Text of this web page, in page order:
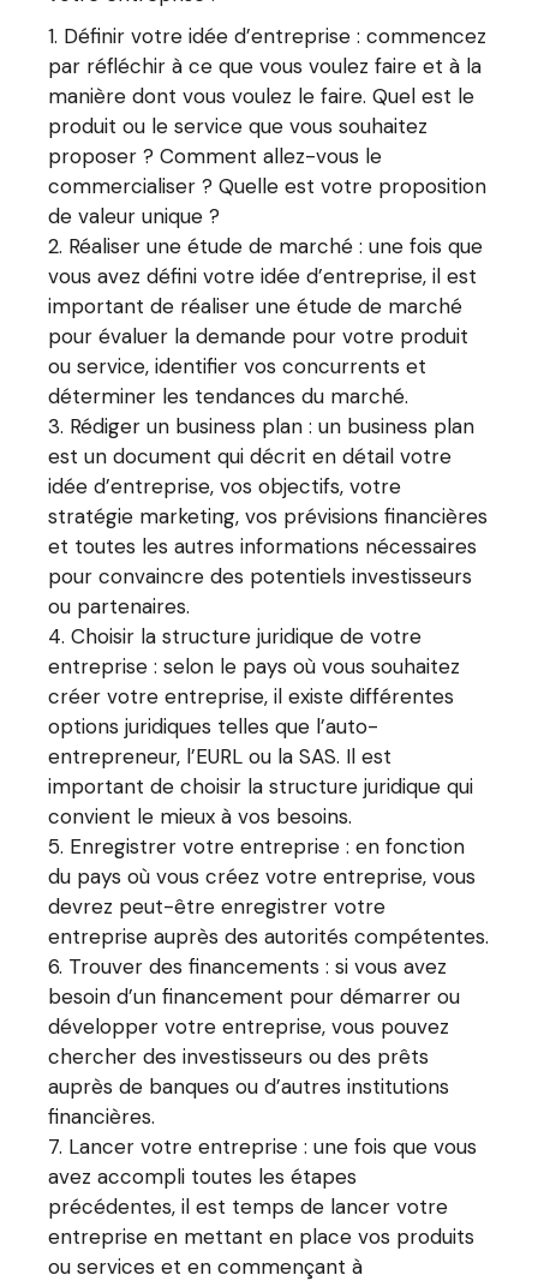
Définir votre idée d’entreprise : commencez
par réfléchir à ce que vous voulez faire et à la
manière dont vous voulez le faire. Quel est le
produit ou le service que vous souhaitez
proposer ? Comment allez-vous le
commercialiser ? Quelle est votre proposition
de valeur unique ?
Réaliser une étude de marché : une fois que
vous avez défini votre idée d’entreprise, il est
important de réaliser une étude de marché
pour évaluer la demande pour votre produit
ou service, identifier vos concurrents et
déterminer les tendances du marché.
Rédiger un business plan : un business plan
est un document qui décrit en détail votre
idée d’entreprise, vos objectifs, votre
stratégie marketing, vos prévisions financières
et toutes les autres informations nécessaires
pour convaincre des potentiels investisseurs
ou partenaires.
Choisir la structure juridique de votre
entreprise : selon le pays où vous souhaitez
créer votre entreprise, il existe différentes
options juridiques telles que l’auto-
entrepreneur, l’EURL ou la SAS. Il est
important de choisir la structure juridique qui
convient le mieux à vos besoins.
Enregistrer votre entreprise : en fonction
du pays où vous créez votre entreprise, vous
devrez peut-être enregistrer votre
entreprise auprès des autorités compétentes.
Trouver des financements : si vous avez
besoin d’un financement pour démarrer ou
développer votre entreprise, vous pouvez
chercher des investisseurs ou des prêts
auprès de banques ou d’autres institutions
financières.
Lancer votre entreprise : une fois que vous
avez accompli toutes les étapes
précédentes, il est temps de lancer votre
entreprise en mettant en place vos produits
ou services et en commençant à